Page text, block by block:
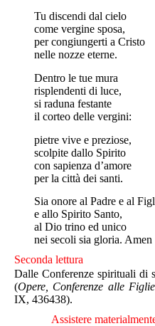
Tu discendi dal cielo
come vergine sposa,
per congiungerti a Cristo
nelle nozze eterne.
Dentro le tue mura
risplendenti di luce,
si raduna festante
il corteo delle vergini:
pietre vive e preziose,
scolpite dallo Spirito
con sapienza d’amore
per la città dei santi.
Sia onore al Padre e al
e allo Spirito Santo,
al Dio trino ed unico
nei secoli sia gloria. Amen
Seconda lettura
Dalle Conferenze spirituali di
(Opere, Conferenze alle
IX, 436438).
Assistere